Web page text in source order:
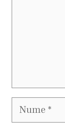
Nume